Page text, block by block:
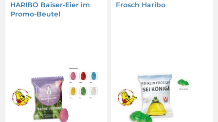
HARIBO Baiser-Eier im
Promo-Beutel
Frosch Haribo